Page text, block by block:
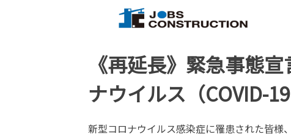
【公式】ジョブズコンストラクション
弊社では雇用促進を目標に人材紹介、
《再延長》緊急事態
ナウイルス（COVID-
新型コロナウイルス感染症に罹患された皆様